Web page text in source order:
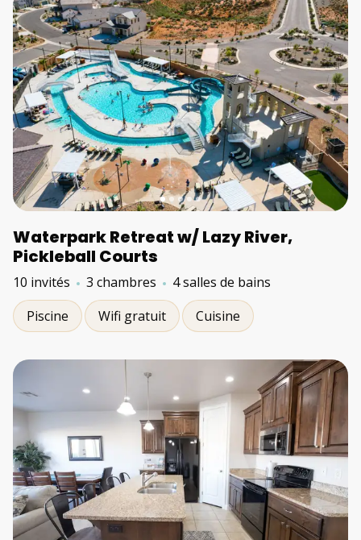
Waterpark Retreat w/ Lazy River,
Pickleball Courts
10 invités 3 chambres
4 salles de bains
Piscine
Wifi gratuit Cuisine